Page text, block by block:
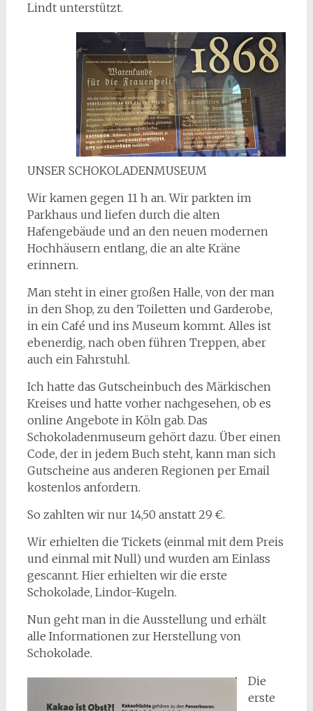
Lindt unterstützt.
UNSER SCHOKOLADENMUSEUM
Wir kamen gegen 11 h an. Wir parkten im
Parkhaus und liefen durch die alten
Hafengebäude und an den neuen modernen
Hochhäusern entlang, die an alte Kräne
erinnern.
Man steht in einer großen Halle, von der man
in den Shop, zu den Toiletten und Garderobe,
in ein Café und ins Museum kommt. Alles ist
ebenerdig, nach oben führen Treppen, aber
auch ein Fahrstuhl.
Ich hatte das Gutscheinbuch des Märkischen
Kreises und hatte vorher nachgesehen, ob es
online Angebote in Köln gab. Das
Schokoladenmuseum gehört dazu. Über einen
Code, der in jedem Buch steht, kann man sich
Gutscheine aus anderen Regionen per Email
kostenlos anfordern.
So zahlten wir nur 14,50 anstatt 29 €.
Wir erhielten die Tickets (einmal mit dem Preis
und einmal mit Null) und wurden am Einlass
gescannt. Hier erhielten wir die erste
Schokolade, Lindor-Kugeln.
Nun geht man in die Ausstellung und erhält
alle Informationen zur Herstellung von
Schokolade.
Die
erste